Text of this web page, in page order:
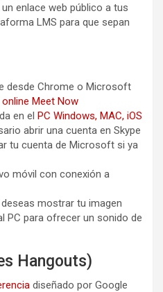
enlace web público a tus
LMS para que sepan
desde Chrome o Microsoft
online Meet Now
en el PC Windows, MAC, iOS
abrir una cuenta en Skype
tu cuenta de Microsoft si ya
móvil con conexión a
mostrar tu imagen
PC para ofrecer un sonido de
Hangouts)
diseñado por Google